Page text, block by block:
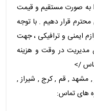
به صورت مستقیم و قیمت
قرار دهیم . با توجه
ایمنی و ترافیکی ، جهت
در وقت و هزینه
/>
, مشهد , قم , کرج , شیراز ,
های تماس: